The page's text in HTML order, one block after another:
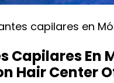
capilares en
Capilares En
Hair Center